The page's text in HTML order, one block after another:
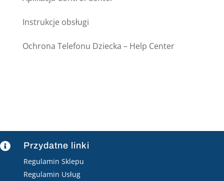
Instrukcje obsługi
Ochrona Telefonu Dziecka – Help Center
 Przydatne linki
Regulamin Sklepu
Regulamin Usług